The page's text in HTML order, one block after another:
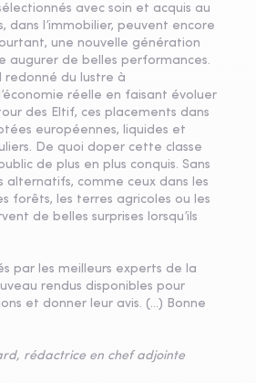
avec soin et acquis au
dans l’immobilier, peuvent encore
une nouvelle génération
augurer de belles performances.
redonné du lustre à
réelle en faisant évoluer
des Eltif, ces placements dans
européennes, liquides et
De quoi doper cette classe
de plus en plus conquis. Sans
alternatifs, comme ceux dans les
forêts, les terres agricoles ou les
de belles surprises lorsqu’ils
par les meilleurs experts de la
rendus disponibles pour
et donner leur avis. (...) Bonne
rédactrice en chef adjointe